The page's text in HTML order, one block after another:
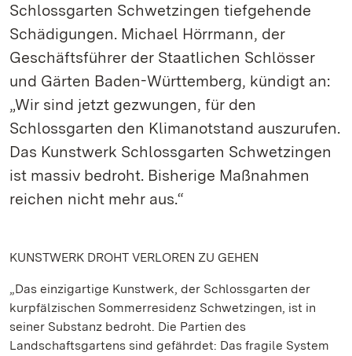
Schlossgarten Schwetzingen tiefgehende
Schädigungen. Michael Hörrmann, der
Geschäftsführer der Staatlichen Schlösser
und Gärten Baden-Württemberg, kündigt an:
„Wir sind jetzt gezwungen, für den
Schlossgarten den Klimanotstand auszurufen.
Das Kunstwerk Schlossgarten Schwetzingen
ist massiv bedroht. Bisherige Maßnahmen
reichen nicht mehr aus.“
KUNSTWERK DROHT VERLOREN ZU GEHEN
„Das einzigartige Kunstwerk, der Schlossgarten der
kurpfälzischen Sommerresidenz Schwetzingen, ist in
seiner Substanz bedroht. Die Partien des
Landschaftsgartens sind gefährdet: Das fragile System